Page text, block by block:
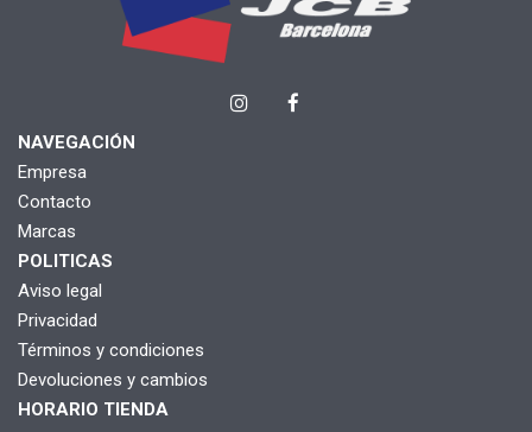
NAVEGACIÓN
Empresa
Contacto
Marcas
POLITICAS
Aviso legal
Privacidad
Términos y condiciones
Devoluciones y cambios
HORARIO TIENDA